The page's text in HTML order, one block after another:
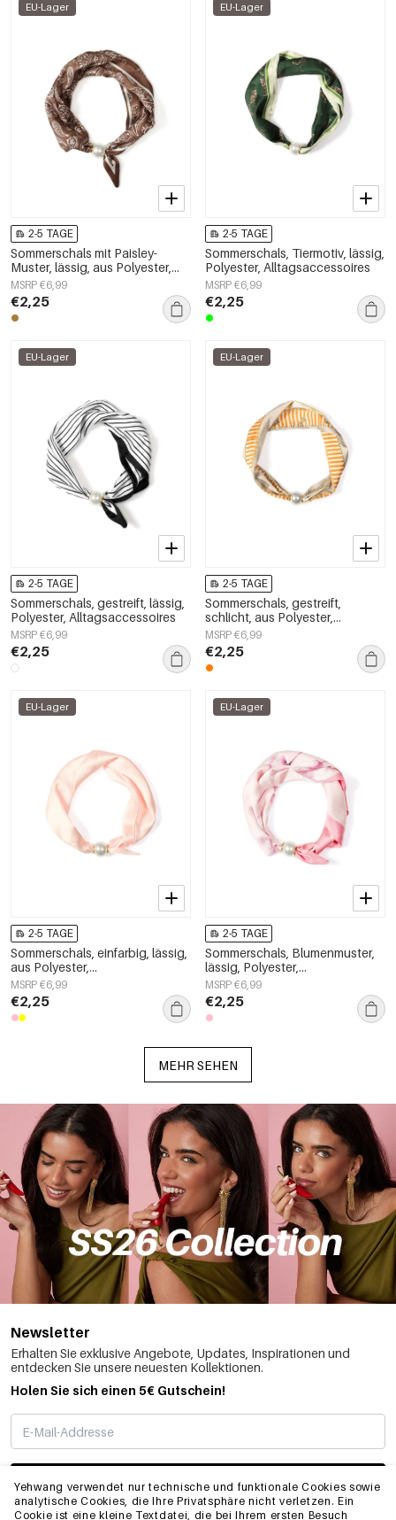
Yehwang verwendet nur technische und funktionale Cookies sowie
analytische Cookies, die Ihre Privatsphäre nicht verletzen. Ein
Cookie ist eine kleine Textdatei, die bei Ihrem ersten Besuch
EU-Lager
2-5 TAGE
Sommerschals mit Paisley-
Muster, lässig, aus Polyester,
Accessoires für jeden Tag
MSRP €6,99
€2,25
EU-Lager
2-5 TAGE
Sommerschals, Tiermotiv, lässig,
Polyester, Alltagsaccessoires
MSRP €6,99
€2,25
EU-Lager
2-5 TAGE
Sommerschals, gestreift, lässig,
Polyester, Alltagsaccessoires
MSRP €6,99
€2,25
EU-Lager
2-5 TAGE
Sommerschals, gestreift,
schlicht, aus Polyester,
Alltagsaccessoires
MSRP €6,99
€2,25
EU-Lager
2-5 TAGE
Sommerschals, einfarbig, lässig,
aus Polyester,
Alltagsaccessoires
MSRP €6,99
€2,25
EU-Lager
2-5 TAGE
Sommerschals, Blumenmuster,
lässig, Polyester,
Alltagsaccessoires
MSRP €6,99
€2,25
MEHR SEHEN
Newsletter
Erhalten Sie exklusive Angebote, Updates, Inspirationen und
entdecken Sie unsere neuesten Kollektionen.
Holen Sie sich einen 5€ Gutschein!
ABONNIEREN